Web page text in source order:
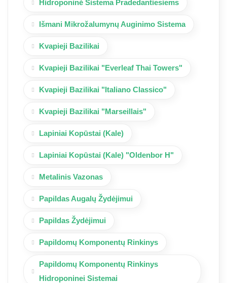
Hidroponinė Sistema Pradedantiesiems
Išmani Mikrožalumynų Auginimo Sistema
Kvapieji Bazilikai
Kvapieji Bazilikai "Everleaf Thai Towers"
Kvapieji Bazilikai "Italiano Classico"
Kvapieji Bazilikai "Marseillais"
Lapiniai Kopūstai (Kale)
Lapiniai Kopūstai (Kale) "Oldenbor H"
Metalinis Vazonas
Papildas Augalų Žydėjimui
Papildas Žydėjimui
Papildomų Komponentų Rinkinys
Papildomų Komponentų Rinkinys
Hidroponinei Sistemai